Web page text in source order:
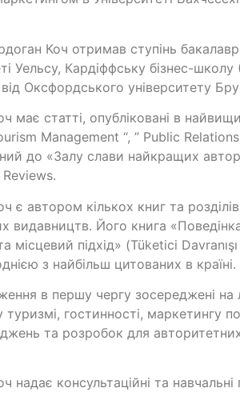
Коч отримав ступінь
Уельсу, Кардіффську бізнес-
Оксфордського університету
має статті, опубліковані в
Management “, ” Public
до «Залу слави найкращих
є автором кількох книг та
видавництв. Його книга
місцевий підхід» (Tüketici
з найбільш цитованих в країні.
в першу чергу зосереджені на
туризмі, гостинності, маркетингу
та розробок для
надає консультаційні та